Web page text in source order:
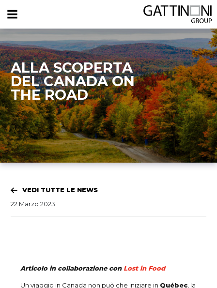
ALLA SCOPERTA
DEL CANADA ON
THE ROAD
VEDI TUTTE LE NEWS
22 Marzo 2023
Articolo in collaborazione con Lost in Food
Un viaggio in Canada non può che iniziare in Québec, la